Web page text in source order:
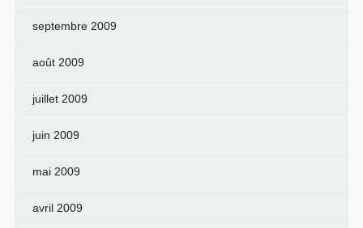
septembre 2009
août 2009
juillet 2009
juin 2009
mai 2009
avril 2009